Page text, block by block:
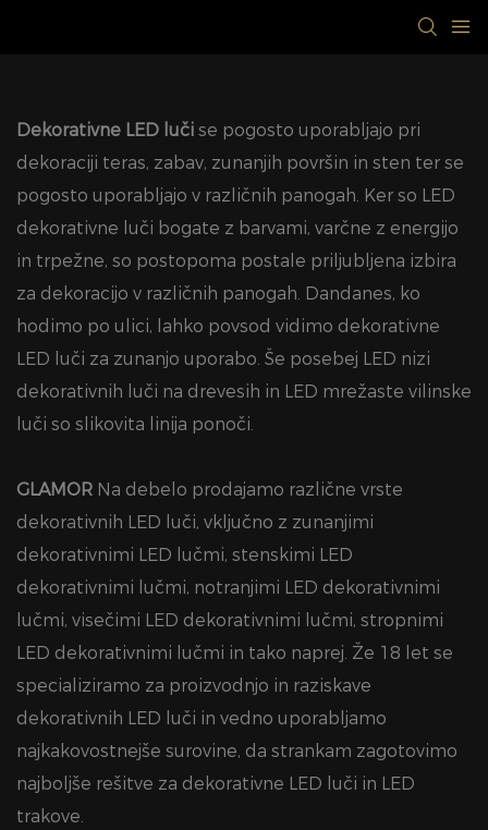
Dekorativne LED luči se pogosto uporabljajo pri
dekoraciji teras, zabav, zunanjih površin in sten ter se
pogosto uporabljajo v različnih panogah. Ker so LED
dekorativne luči bogate z barvami, varčne z energijo
in trpežne, so postopoma postale priljubljena izbira
za dekoracijo v različnih panogah. Dandanes, ko
hodimo po ulici, lahko povsod vidimo dekorativne
LED luči za zunanjo uporabo. Še posebej LED nizi
dekorativnih luči na drevesih in LED mrežaste vilinske
luči so slikovita linija ponoči.
GLAMOR Na debelo prodajamo različne vrste
dekorativnih LED luči, vključno z zunanjimi
dekorativnimi LED lučmi, stenskimi LED
dekorativnimi lučmi, notranjimi LED dekorativnimi
lučmi, visečimi LED dekorativnimi lučmi, stropnimi
LED dekorativnimi lučmi in tako naprej. Že 18 let se
specializiramo za proizvodnjo in raziskave
dekorativnih LED luči in vedno uporabljamo
najkakovostnejše surovine, da strankam zagotovimo
najboljše rešitve za dekorativne LED luči in LED
trakove.